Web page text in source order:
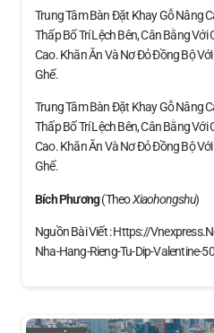
Trung Tâm Bàn Đặt Khay Gỗ Nâng
Thấp Bố Trí Lệch Bên, Cân Bằng
Cao. Khăn Ăn Và Nơ Đỏ Đồng Bộ
Ghế.
Trung Tâm Bàn Đặt Khay Gỗ Nâng
Thấp Bố Trí Lệch Bên, Cân Bằng
Cao. Khăn Ăn Và Nơ Đỏ Đồng Bộ
Ghế.
Bích Phương(theoXiaohongshu)
Nguồn Bài Viết : Https://
Nha-Hang-Rieng-Tu-Dip-Valentine-